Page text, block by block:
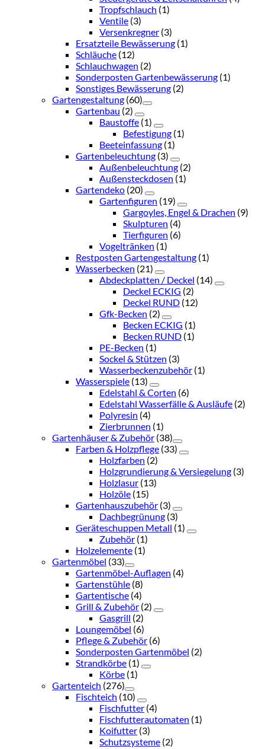
Tropfschlauch (1)
Ventile (3)
Versenkregner (3)
Ersatzteile Bewässerung (1)
Schläuche (12)
Schlauchwagen (2)
Sonderposten Gartenbewässerung (1)
Sonstiges Bewässerung (2)
Gartengestaltung (60)
Gartenbau (2)
Baustoffe (1)
Befestigung (1)
Beeteinfassung (1)
Gartenbeleuchtung (3)
Außenbeleuchtung (2)
Außensteckdosen (1)
Gartendeko (20)
Gartenfiguren (19)
Gargoyles, Engel & Drachen (9)
Skulpturen (4)
Tierfiguren (6)
Vogeltränken (1)
Restposten Gartengestaltung (1)
Wasserbecken (21)
Abdeckplatten / Deckel (14)
Deckel ECKIG (2)
Deckel RUND (12)
Gfk-Becken (2)
Becken ECKIG (1)
Becken RUND (1)
PE-Becken (1)
Sockel & Stützen (3)
Wasserbeckenzubehör (1)
Wasserspiele (13)
Edelstahl & Corten (6)
Edelstahl Wasserfälle & Ausläufe (2)
Polyresin (4)
Zierbrunnen (1)
Gartenhäuser & Zubehör (38)
Farben & Holzpflege (33)
Holzfarben (2)
Holzgrundierung & Versiegelung (3)
Holzlasur (13)
Holzöle (15)
Gartenhauszubehör (3)
Dachbegrünung (3)
Geräteschuppen Metall (1)
Zubehör (1)
Holzelemente (1)
Gartenmöbel (33)
Gartenmöbel-Auflagen (4)
Gartenstühle (8)
Gartentische (4)
Grill & Zubehör (2)
Gasgrill (2)
Loungemöbel (6)
Pflege & Zubehör (6)
Sonderposten Gartenmöbel (2)
Strandkörbe (1)
Körbe (1)
Gartenteich (276)
Fischteich (10)
Fischfutter (4)
Fischfutterautomaten (1)
Koifutter (3)
Schutzsysteme (2)